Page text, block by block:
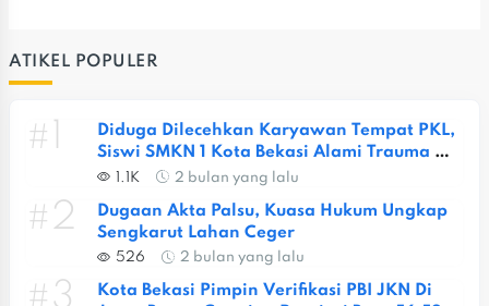
ATIKEL POPULER
#1
Diduga Dilecehkan Karyawan Tempat PKL,
Siswi SMKN 1 Kota Bekasi Alami Trauma
Berat
1.1K 2 bulan yang lalu
#2
Dugaan Akta Palsu, Kuasa Hukum Ungkap
Sengkarut Lahan Ceger
526 2 bulan yang lalu
#3
Kota Bekasi Pimpin Verifikasi PBI JKN Di